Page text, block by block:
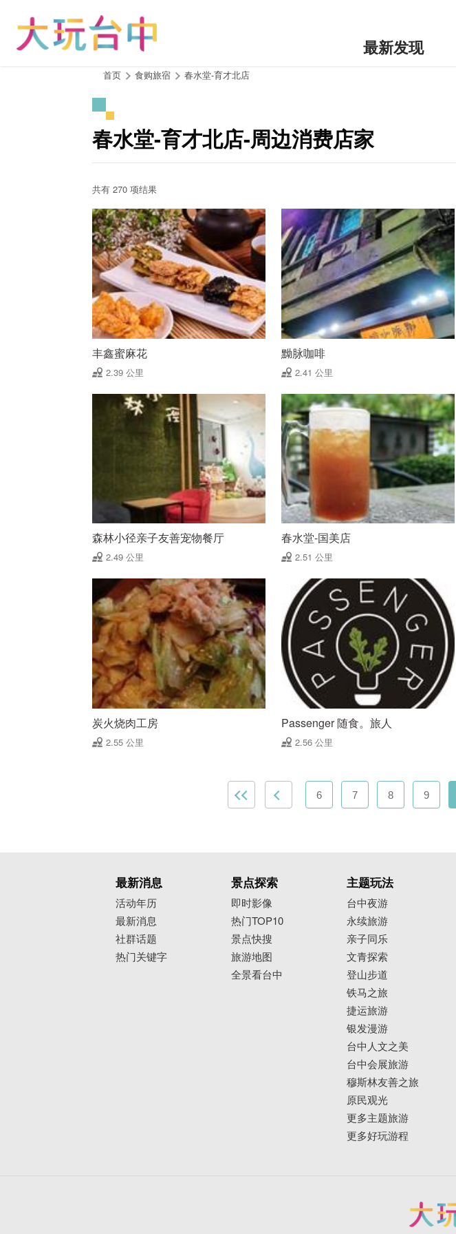
最新发现
首页 食购旅宿 春水堂-育才北店
春水堂-育才北店-周边消费店家
共有 270 项结果
丰鑫蜜麻花
2.39 公里
黝脉咖啡
2.41 公里
森林小径亲子友善宠物餐厅
2.49 公里
春水堂-国美店
2.51 公里
炭火烧肉工房
2.55 公里
Passenger 随食。旅人
2.56 公里
6 7 8 9
最新消息
活动年历
最新消息
社群话题
热门关键字
景点探索
即时影像
热门TOP10
景点快搜
旅游地图
全景看台中
主题玩法
台中夜游
永续旅游
亲子同乐
文青探索
登山步道
铁马之旅
捷运旅游
银发漫游
台中人文之美
台中会展旅游
穆斯林友善之旅
原民观光
更多主题旅游
更多好玩游程